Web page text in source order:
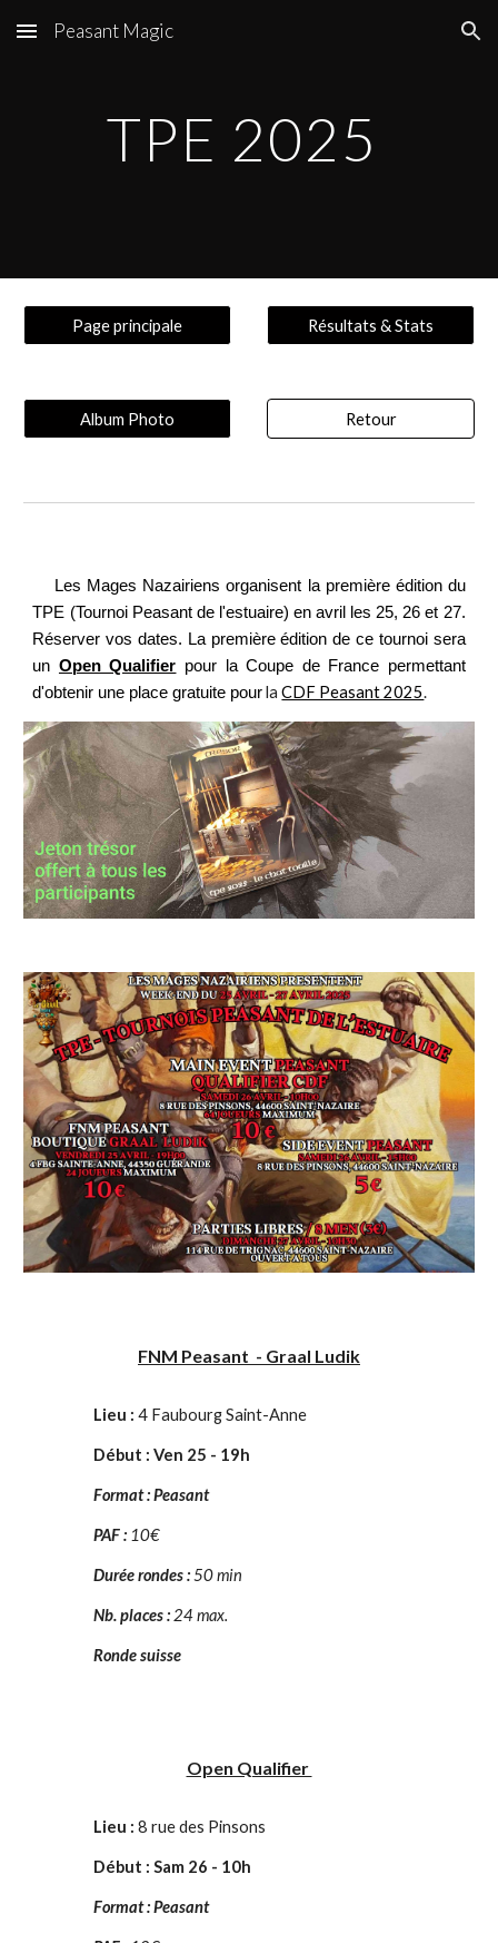
Skip to main content Skip to navigation
Peasant Magic
TPE 2025
Page principale Résultats & Stats
Album Photo Retour
Les Mages Nazairiens organisent la première édition du
TPE (Tournoi Peasant de l'estuaire) en avril les 25, 26 et 27.
Réserver vos dates. La première édition de ce tournoi sera
un Open Qualifier pour la Coupe de France permettant
d'obtenir une place gratuite pourlaCDF Peasant 2025.
FNM Peasant - Graal Ludik
Lieu :4 Faubourg Saint-Anne
Début :Ven 25 - 19h
Format : Peasant
PAF : 10€
Durée rondes :50 min
Nb. places : 24 max.
Ronde suisse
Open Qualifier
Lieu :8 rue des Pinsons
Début : Sam 26 - 10h
Format : Peasant